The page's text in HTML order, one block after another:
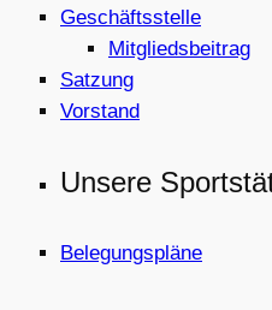
Geschäftsstelle
Mitgliedsbeitrag
Satzung
Vorstand
Unsere
Belegungspläne